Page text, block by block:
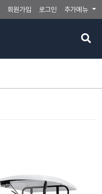
회원가입 로그인 추가메뉴
검
버